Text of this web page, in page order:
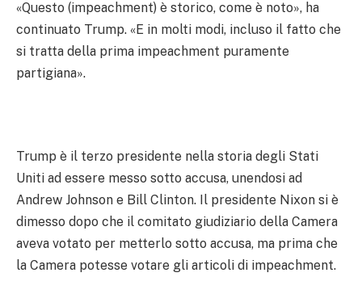
«Questo (impeachment) è storico, come è noto», ha
continuato Trump. «E in molti modi, incluso il fatto che
si tratta della prima impeachment puramente
partigiana».
Trump è il terzo presidente nella storia degli Stati
Uniti ad essere messo sotto accusa, unendosi ad
Andrew Johnson e Bill Clinton. Il presidente Nixon si è
dimesso dopo che il comitato giudiziario della Camera
aveva votato per metterlo sotto accusa, ma prima che
la Camera potesse votare gli articoli di impeachment.